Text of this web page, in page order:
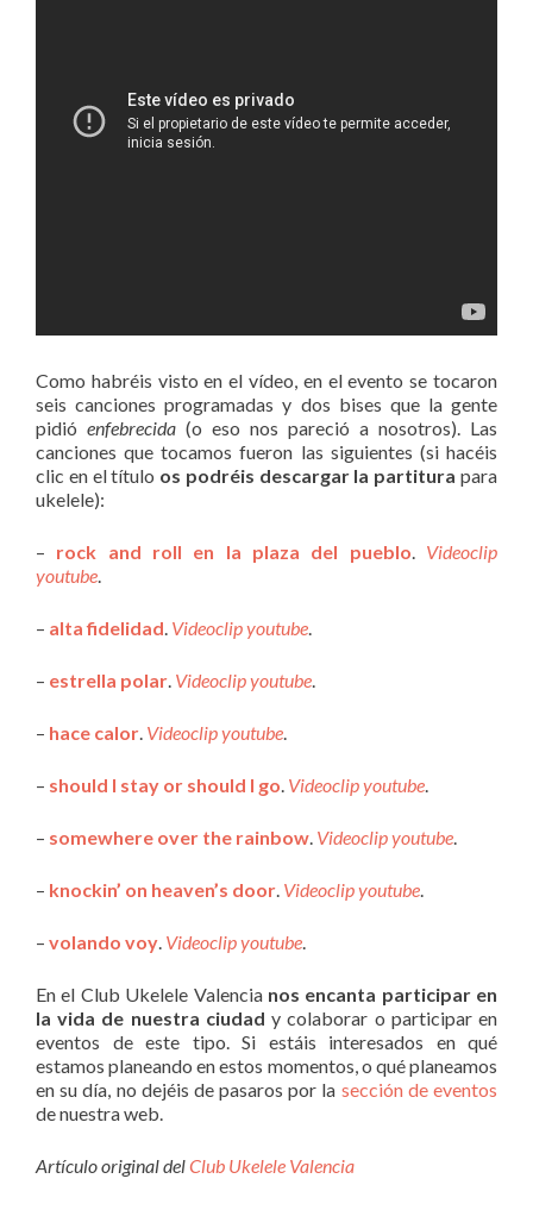
Como habréis visto en el vídeo, en el evento se tocaron
seis canciones programadas y dos bises que la gente
pidió enfebrecida (o eso nos pareció a nosotros). Las
canciones que tocamos fueron las siguientes (si hacéis
clic en el título os podréis descargar la partitura para
ukelele):
– rock and roll en la plaza del pueblo. Videoclip
youtube.
– alta fidelidad. Videoclip youtube.
– estrella polar. Videoclip youtube.
– hace calor. Videoclip youtube.
– should I stay or should I go. Videoclip youtube.
– somewhere over the rainbow. Videoclip youtube.
– knockin’ on heaven’s door. Videoclip youtube.
– volando voy. Videoclip youtube.
En el Club Ukelele Valencia nos encanta participar en
la vida de nuestra ciudad y colaborar o participar en
eventos de este tipo. Si estáis interesados en qué
estamos planeando en estos momentos, o qué planeamos
en su día, no dejéis de pasaros por la sección de eventos
de nuestra web.
Artículo original delClub Ukelele Valencia